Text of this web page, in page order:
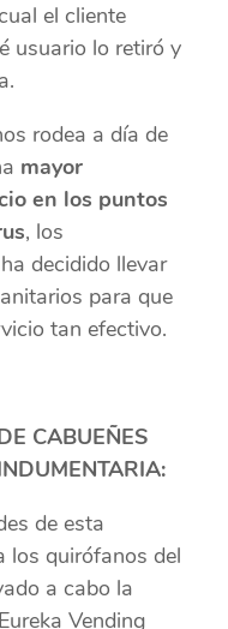
el cliente
usuario lo retiró y
rodea a día de
mayor
en los puntos
, los
ha decidido llevar
para que
tan efectivo.
CABUEÑES
de esta
los quirófanos del
a cabo la
Vending